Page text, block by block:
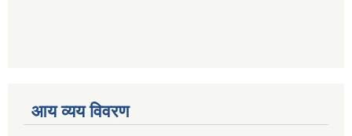
आय व्यय विवरण